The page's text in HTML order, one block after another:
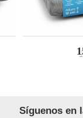
Síguenos en